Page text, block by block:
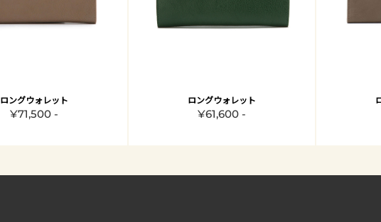
ロングウォレット
¥71,500 -
ロングウォレット
¥61,600 -